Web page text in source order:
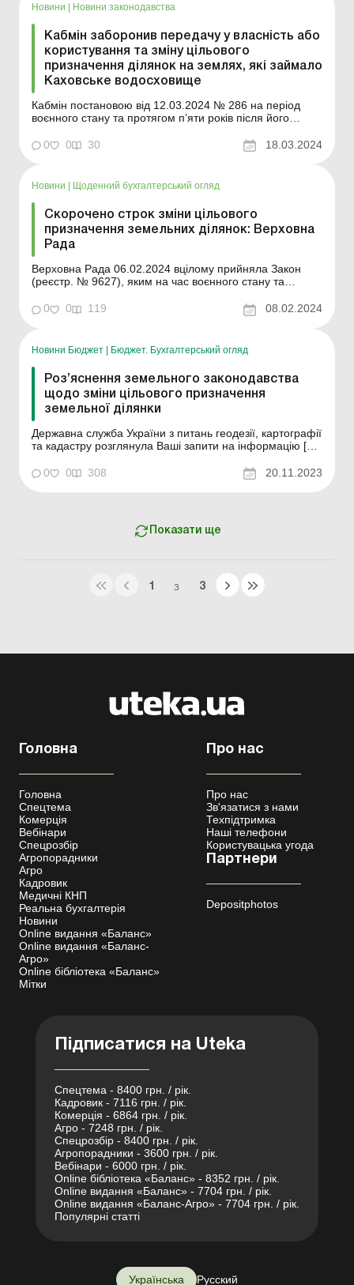
Новини Новини законодавства
Кабмін заборонив передачу у власність або
користування та зміну цільового
призначення ділянок на землях, які займало
Каховське водосховище
Кабмін постановою від 12.03.2024 № 286 на період
воєнного стану та протягом п’яти років після його
передачу у власність або користування та зміну
цільового призначення земельних ділянок на землях,
0 0 30 18.03.2024
Новини Щоденний бухгалтерський огляд
Скорочено строк зміни цільового
призначення земельних ділянок: Верховна
Рада
Верховна Рада 06.02.2024 вцілому прийняла Закон
(реєстр. № 9627), яким на час воєнного стану та
строк зміни цільового призначення земельних ділянок з
нинішніх 12–36 місяців до 1,5 місяців за рішенням
0 0 119 08.02.2024
Новини Бюджет | Бюджет. Бухгалтерський огляд
Роз’яснення земельного законодавства
щодо зміни цільового призначення
земельної ділянки
Державна служба України з питань геодезії, картографії
та кадастру розглянула Ваші запити на інформацію […]
законодавства щодо зміни цільового призначення
0 0 308 20.11.2023
Показати ще
1 З 3
Головна
Головна
Спецтема
Комерція
Вебінари
Спецрозбір
Агропорадники
Агро
Кадровик
Медичні КНП
Реальна бухгалтерія
Новини
Online видання «Баланс»
Online видання «Баланс-
Агро»
Online бібліотека «Баланс»
Мітки
Про нас
Про нас
Зв'язатися з нами
Техпідтримка
Наші телефони
Користувацька угода
Партнери
Depositphotos
Підписатися на Uteka
Спецтема - 8400 грн. / рік.
Кадровик - 7116 грн. / рік.
Комерція - 6864 грн. / рік.
Агро - 7248 грн. / рік.
Спецрозбір - 8400 грн. / рік.
Агропорадники - 3600 грн. / рік.
Вебінари - 6000 грн. / рік.
Online бібліотека «Баланс» - 8352 грн. / рік.
Online видання «Баланс» - 7704 грн. / рік.
Online видання «Баланс-Агро» - 7704 грн. / рік.
Популярні статті
Українська Русский